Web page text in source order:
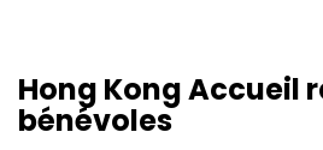
Hong Kong Accueil
bénévoles